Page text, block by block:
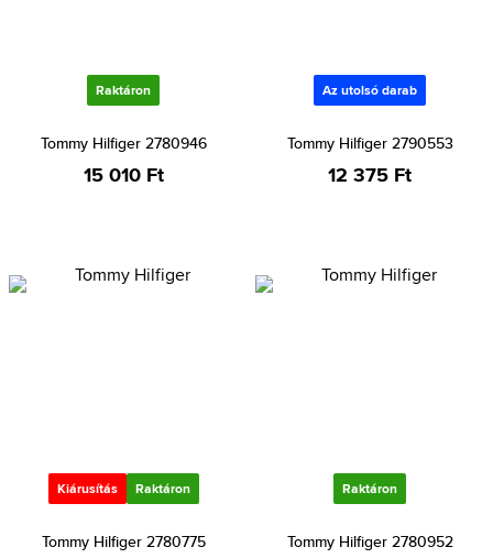
Raktáron
Tommy Hilfiger 2780946
15 010 Ft
Az utolsó darab
Tommy Hilfiger 2790553
12 375 Ft
Kiárusítás Raktáron
Tommy Hilfiger 2780775
Raktáron
Tommy Hilfiger 2780952